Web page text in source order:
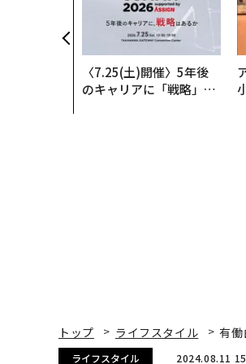
〈7.25(土)開催〉5年後
のキャリアに「戦略」は
トップ ライフスタイル 有
ライフスタイル 2024.08.11